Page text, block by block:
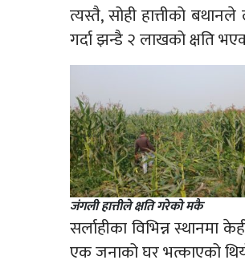
त्यस्तै, सोही हात्तीको
गर्दा झन्डै २ लाखको क्षति
जंगली हात्तीले क्षति गरेको मकै
सर्लाहीका विभिन्न स्थानमा
एक जनाको घर भत्काएको